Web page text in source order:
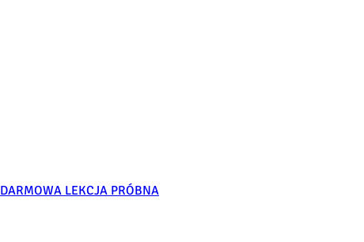
DARMOWA LEKCJA PRÓBNA